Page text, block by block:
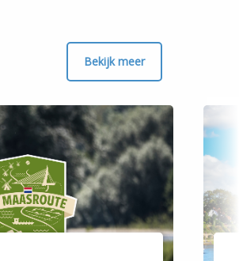
Bekijk meer